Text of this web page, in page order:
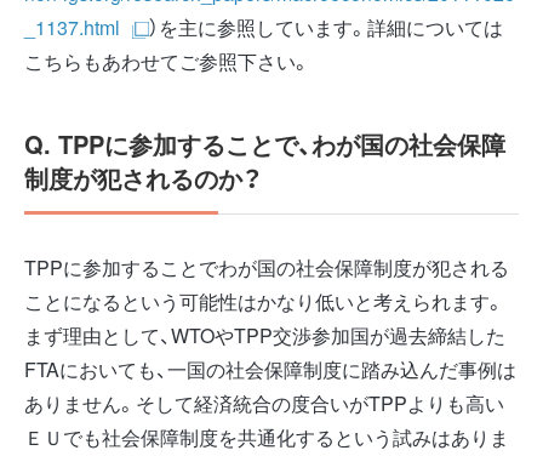
_1137.html
）を主に参照しています。詳細については
こちらもあわせてご参照下さい。
Q. TPPに参加することで、わが国の社会保障
制度が犯されるのか？
TPPに参加することでわが国の社会保障制度が犯される
ことになるという可能性はかなり低いと考えられます。
まず理由として、WTOやTPP交渉参加国が過去締結した
FTAにおいても、一国の社会保障制度に踏み込んだ事例は
ありません。そして経済統合の度合いがTPPよりも高い
ＥＵでも社会保障制度を共通化するという試みはありま